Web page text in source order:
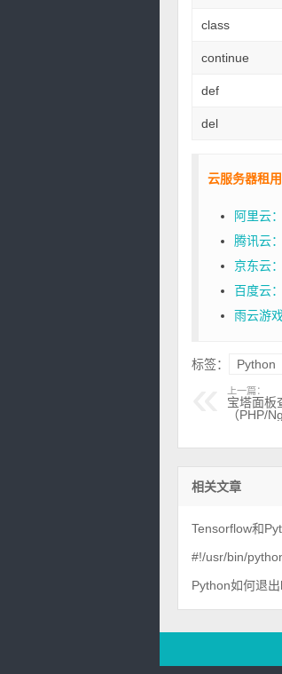
class
continue
def
del
云服务器租
阿里云
腾讯云
京东云
百度云
雨云游
标签： Python
上一篇：
宝塔面板
（PHP/
相关文章
Tensorflow和
#!/usr/bin/
Python如何退出